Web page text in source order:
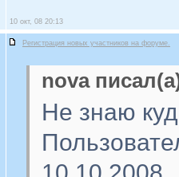
10 окт, 08 20:13
Регистрация новых участников на форуме.
nova
Не знаю